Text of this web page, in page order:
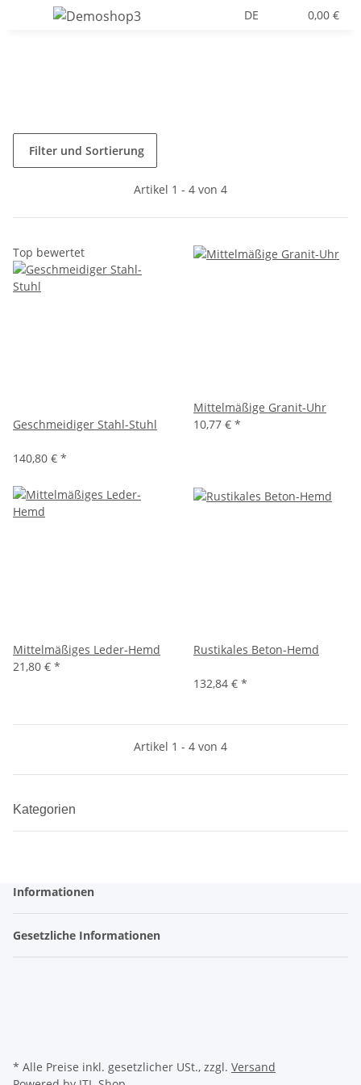
DE 0,00 €
Filter und Sortierung
Artikel 1 - 4 von 4
Top bewertet
Geschmeidiger Stahl-Stuhl
140,80 € *
Mittelmäßige Granit-Uhr
10,77 € *
Mittelmäßiges Leder-Hemd
21,80 € *
Rustikales Beton-Hemd
132,84 € *
Artikel 1 - 4 von 4
Kategorien
Informationen
Gesetzliche Informationen
* Alle Preise inkl. gesetzlicher USt., zzgl. Versand